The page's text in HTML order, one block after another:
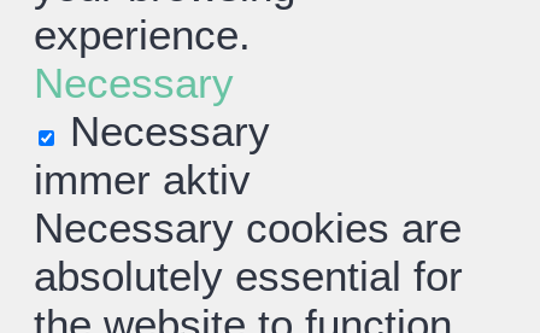
experience.
Necessary
Necessary
immer aktiv
Necessary cookies are
absolutely essential for